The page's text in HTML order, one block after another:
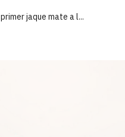
jaque mate a l...